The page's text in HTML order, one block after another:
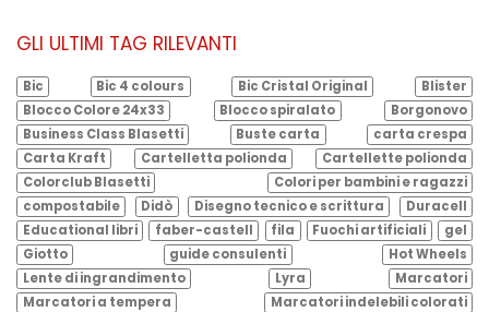
GLI ULTIMI TAG RILEVANTI
Bic Bic 4 colours Bic Cristal Original
Blister
Blocco Colore 24x33
Blocco spiralato
Borgonovo
Business Class Blasetti
Buste carta
carta crespa
Carta Kraft
Cartelletta polionda
Cartellette polionda
Colorclub Blasetti
Colori per bambini e ragazzi
compostabile
Didò Disegno tecnico e scrittura
Duracell
Educational libri
faber-castell fila Fuochi artificiali
gel
Giotto
guide consulenti
Hot Wheels
Lente di ingrandimento
Lyra
Marcatori
Marcatori a tempera
Marcatori indelebili colorati